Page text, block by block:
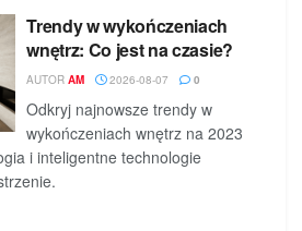
Trendy w wykończeniach
wnętrz: Co jest na czasie?
AUTOR AM 2026-08-07 0
Odkryj najnowsze trendy w
wykończeniach wnętrz na 2023
i inteligentne technologie